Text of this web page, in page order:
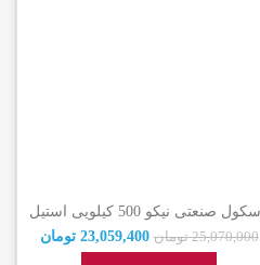
باسکول صنعتی نیکو 500 کیلویی استیل
نمایندگی رسمی + گارانتی
25,070,000 تومان 23,059,400 تومان